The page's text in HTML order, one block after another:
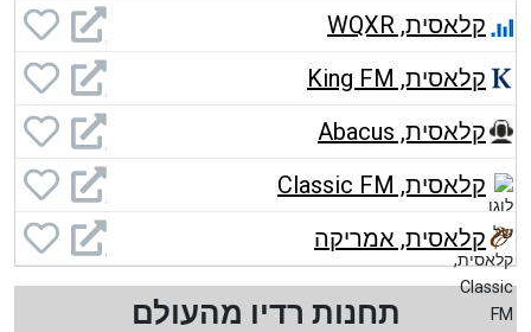
קלאסית, WQXR
קלאסית, King FM
קלאסית, Abacus
קלאסית, Classic FM
קלאסית, אמריקה
תחנות רדיו מהעולם